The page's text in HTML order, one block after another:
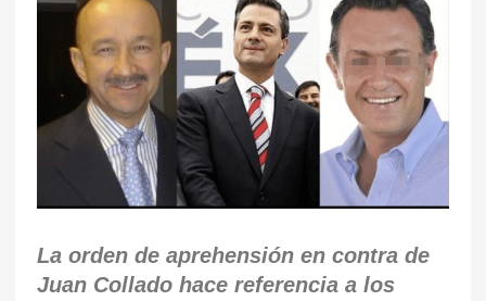
La orden de aprehensión en contra de
Juan Collado hace referencia a los